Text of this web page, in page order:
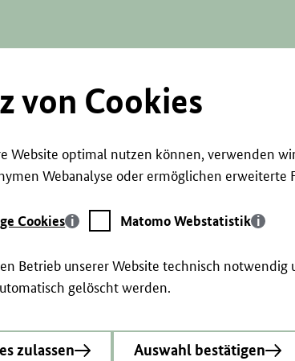
von Cookies
Website optimal nutzen können, verwenden
Webanalyse oder ermöglichen erweiterte
Cookies
Matomo
Webstatistik
Matomo Webstatistik
Betrieb unserer Website technisch
gelöscht werden.
zulassen Auswahl bestätigen